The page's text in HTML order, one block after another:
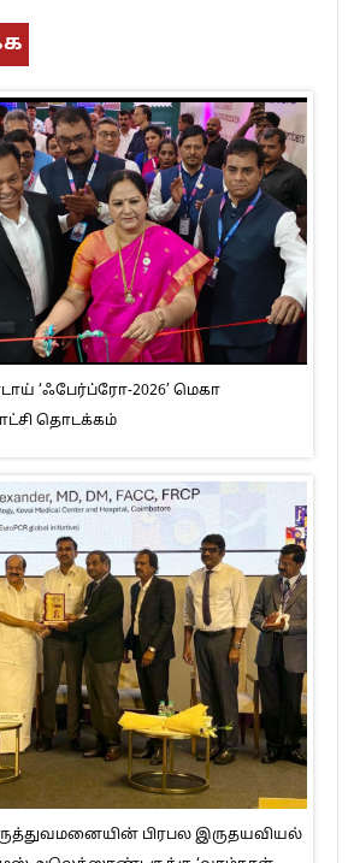
‘ஃபேர்ப்ரோ-2026’ மெகா
தொடக்கம்
பிரபல இருதயவியல்